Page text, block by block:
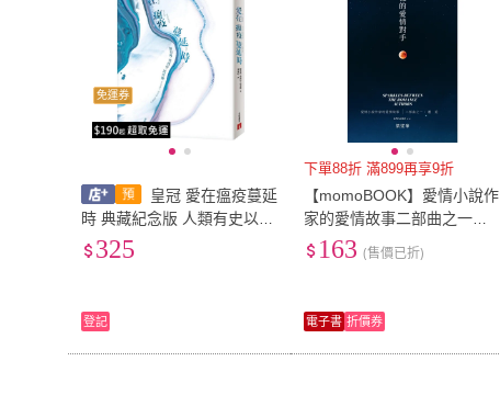
免運券
皇冠 愛在瘟疫蔓延
時 典藏紀念版 人類有史以來
最偉大的愛情小說！馬奎
325
登記
下單88折 滿899再享9折
【momoBOOK】愛情小說作
家的愛情故事二部曲之一：
神一樣的愛情對手(電子書)
163 (售價已折)
電子書 折價券